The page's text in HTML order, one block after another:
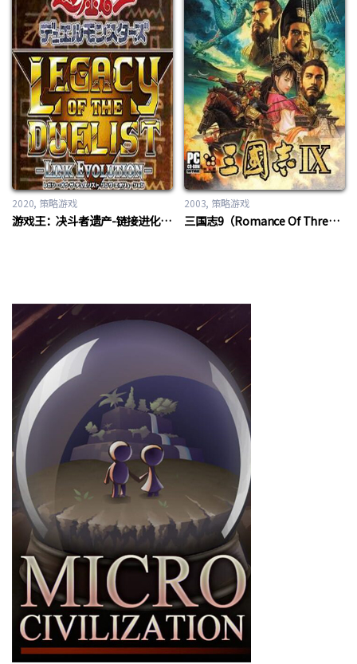
2020 策略游戏
游戏王：决斗者遗产-链接进化（Yu-Gi-Oh! Legacy of The Duelist – Link Evolution -）En
2003 策略游戏
三国志9（Romance Of Three Kingdom 9）